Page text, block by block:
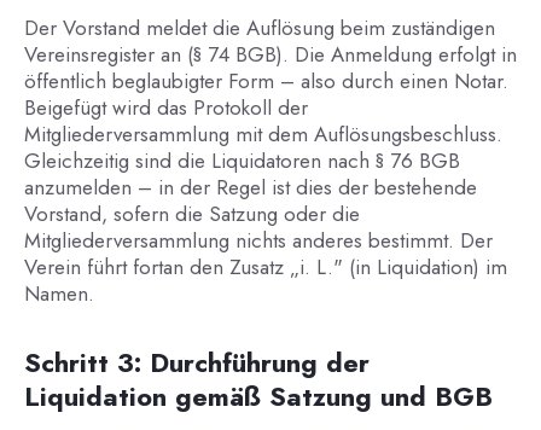
Der Vorstand meldet die Auflösung beim zuständigen
Vereinsregister an (§ 74 BGB). Die Anmeldung erfolgt in
öffentlich beglaubigter Form – also durch einen Notar.
Beigefügt wird das Protokoll der
Mitgliederversammlung mit dem Auflösungsbeschluss.
Gleichzeitig sind die Liquidatoren nach § 76 BGB
anzumelden – in der Regel ist dies der bestehende
Vorstand, sofern die Satzung oder die
Mitgliederversammlung nichts anderes bestimmt. Der
Verein führt fortan den Zusatz „i. L." (in Liquidation) im
Namen.
Schritt 3: Durchführung der
Liquidation gemäß Satzung und BGB